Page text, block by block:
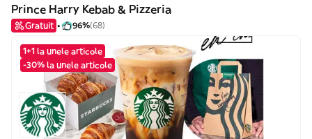
Prince Harry Kebab & Pizzeria
Gratuit 96%(68)
1+1 la unele articole
-30% la unele articole